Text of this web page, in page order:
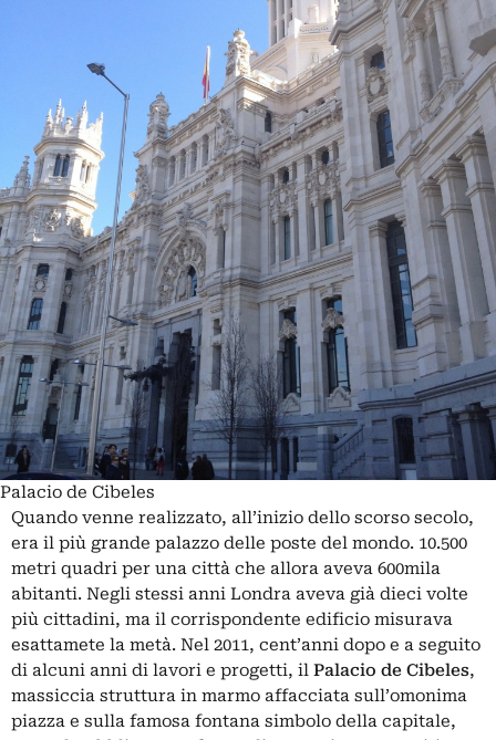
Palacio de Cibeles
Quando venne realizzato, all’inizio dello scorso secolo,
era il più grande palazzo delle poste del mondo. 10.500
metri quadri per una città che allora aveva 600mila
abitanti. Negli stessi anni Londra aveva già dieci volte
più cittadini, ma il corrispondente edificio misurava
esattamete la metà. Nel 2011, cent’anni dopo e a seguito
di alcuni anni di lavori e progetti, il Palacio de Cibeles,
massiccia struttura in marmo affacciata sull’omonima
piazza e sulla famosa fontana simbolo della capitale,